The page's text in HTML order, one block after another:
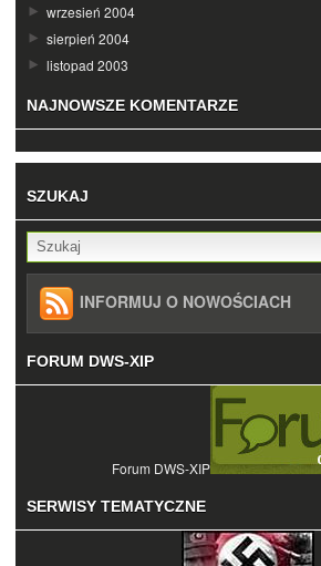
wrzesień 2004
sierpień 2004
listopad 2003
NAJNOWSZE KOMENTARZE
SZUKAJ
INFORMUJ O NOWOŚCIACH
FORUM DWS-XIP
Forum DWS-XIP
SERWISY TEMATYCZNE